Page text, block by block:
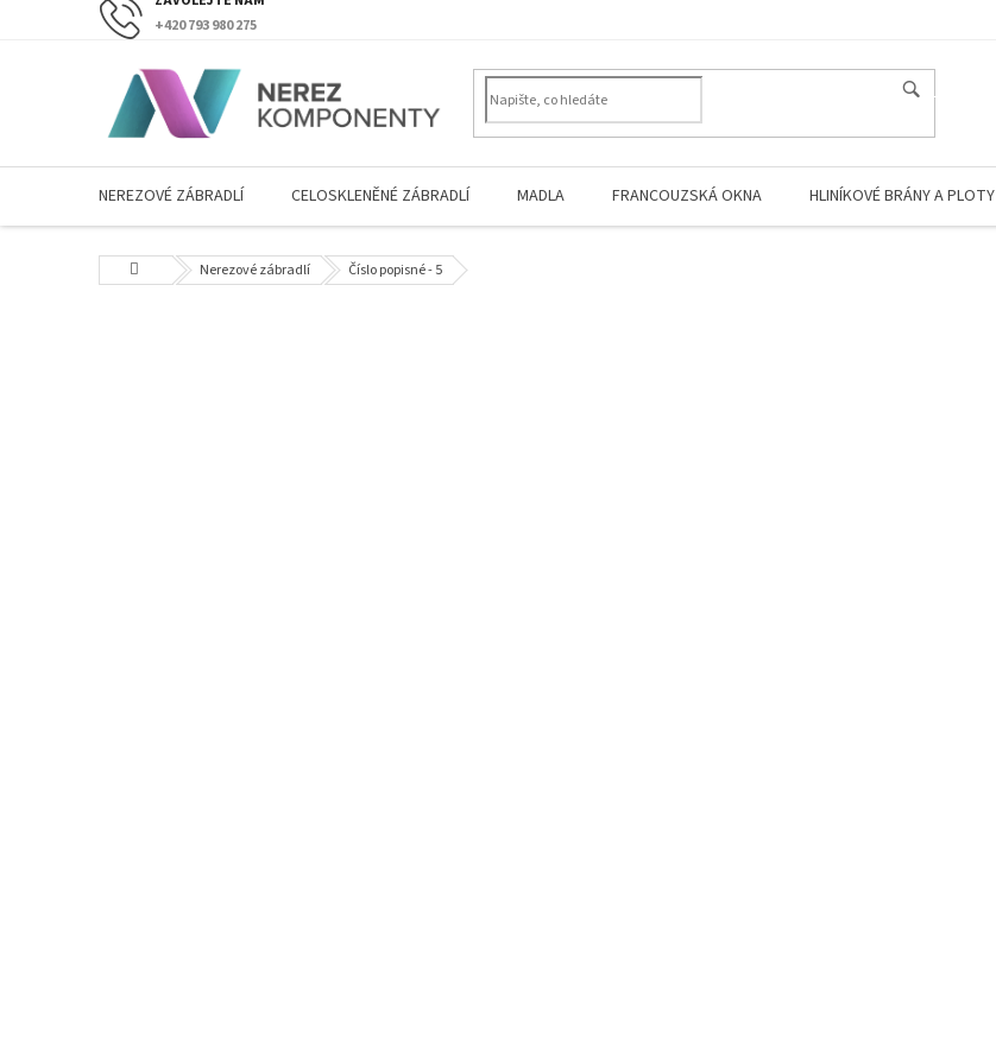
+420 793 980 275
NEREZOVÉ ZÁBRADLÍ CELOSKLENĚNÉ ZÁBRADLÍ MADLA FRANCOUZSKÁ OKNA HLINÍKOVÉ BRÁNY A PLOTY
Domů Nerezové zábradlí Číslo popisné - 5